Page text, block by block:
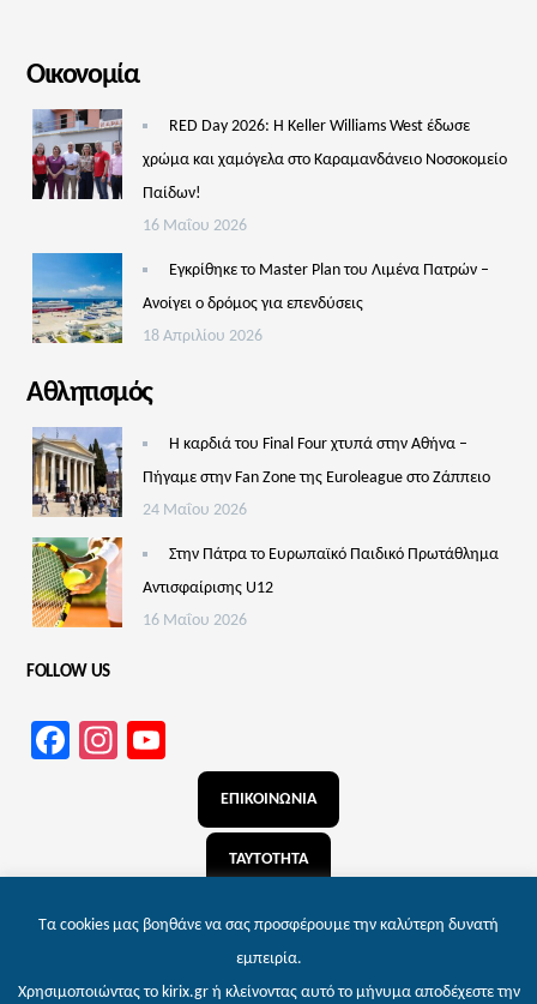
Οικονομία
RED Day 2026: Η Keller Williams West έδωσε
χρώμα και χαμόγελα στο Καραμανδάνειο Νοσοκομείο
Παίδων!
16 Μαΐου 2026
Εγκρίθηκε το Master Plan του Λιμένα Πατρών –
Aνοίγει ο δρόμος για επενδύσεις
18 Απριλίου 2026
Αθλητισμός
Η καρδιά του Final Four χτυπά στην Αθήνα –
Πήγαμε στην Fan Zone της Euroleague στο Ζάππειο
24 Μαΐου 2026
Στην Πάτρα το Ευρωπαϊκό Παιδικό Πρωτάθλημα
Αντισφαίρισης U12
16 Μαΐου 2026
FOLLOW US
Facebook
Instagram
Channel
ΕΠΙΚΟΙΝΩΝΙΑ
ΤΑΥΤΟΤΗΤΑ
Τα cookies μας βοηθάνε να σας προσφέρουμε την καλύτερη δυνατή
εμπειρία.
Χρησιμοποιώντας το kirix.gr ή κλείνοντας αυτό το μήνυμα αποδέχεστε την